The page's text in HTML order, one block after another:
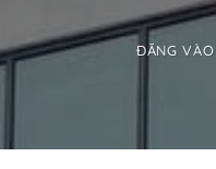
ĐĂNG VÀO